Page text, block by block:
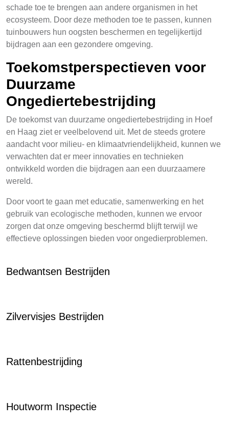
schade toe te brengen aan andere organismen in het
ecosysteem. Door deze methoden toe te passen, kunnen
tuinbouwers hun oogsten beschermen en tegelijkertijd
bijdragen aan een gezondere omgeving.
Toekomstperspectieven voor
Duurzame
Ongediertebestrijding
De toekomst van duurzame ongediertebestrijding in Hoef
en Haag ziet er veelbelovend uit. Met de steeds grotere
aandacht voor milieu- en klimaatvriendelijkheid, kunnen we
verwachten dat er meer innovaties en technieken
ontwikkeld worden die bijdragen aan een duurzaamere
wereld.
Door voort te gaan met educatie, samenwerking en het
gebruik van ecologische methoden, kunnen we ervoor
zorgen dat onze omgeving beschermd blijft terwijl we
effectieve oplossingen bieden voor ongedierproblemen.
Bedwantsen Bestrijden
Zilvervisjes Bestrijden
Rattenbestrijding
Houtworm Inspectie